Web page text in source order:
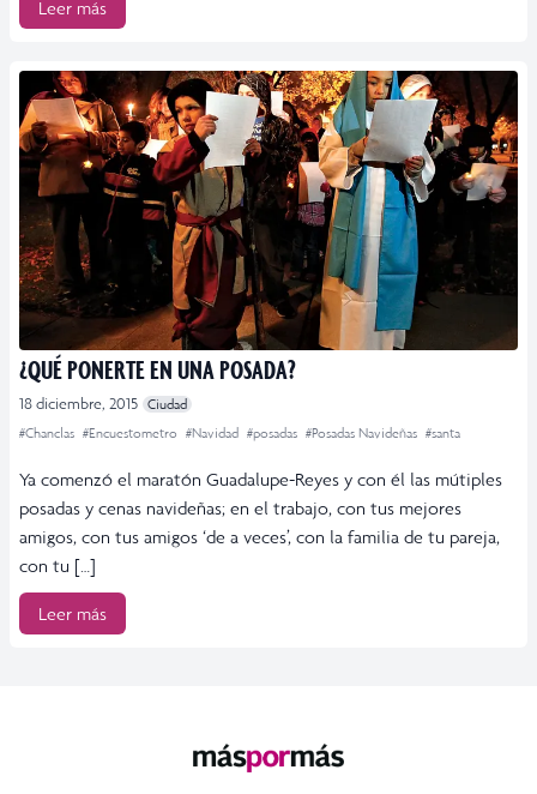
Leer más
¿QUÉ PONERTE EN UNA POSADA?
18 diciembre, 2015 Ciudad
#Chanclas #Encuestometro #Navidad #posadas #Posadas Navideñas #santa
Ya comenzó el maratón Guadalupe-Reyes y con él las mútiples
posadas y cenas navideñas; en el trabajo, con tus mejores
amigos, con tus amigos ‘de a veces’, con la familia de tu pareja,
con tu […]
Leer más